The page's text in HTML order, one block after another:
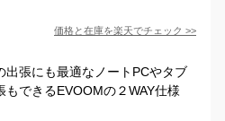
価格と在庫を楽天でチェック >>
出張にも最適なノートPCやタブ
できるEVOOMの２WAY仕様